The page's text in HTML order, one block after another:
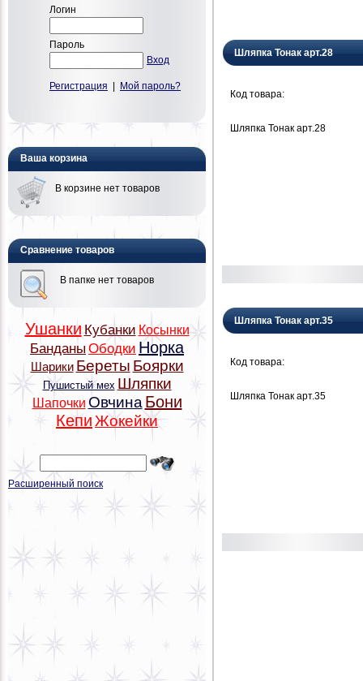
Логин
Пароль
Вход
Регистрация Мой пароль?
Ваша корзина
В корзине нет товаров
Сравнение товаров
В папке нет товаров
Ушанки Кубанки Косынки
Банданы Ободки Норка
Шарики Береты Боярки
Пушистый мех Шляпки
Шапочки Овчина Бони
Кепи Жокейки
Расширенный поиск
Шляпка Тонак арт.28
Код товара:
Шляпка Тонак арт.28
Шляпка Тонак арт.35
Код товара:
Шляпка Тонак арт.35